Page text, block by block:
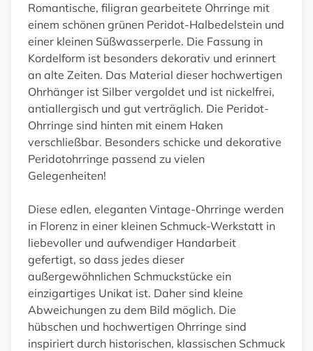
Romantische, filigran gearbeitete Ohrringe mit
einem schönen grünen Peridot-Halbedelstein und
einer kleinen Süßwasserperle. Die Fassung in
Kordelform ist besonders dekorativ und erinnert
an alte Zeiten. Das Material dieser hochwertigen
Ohrhänger ist Silber vergoldet und ist nickelfrei,
antiallergisch und gut verträglich. Die Peridot-
Ohrringe sind hinten mit einem Haken
verschließbar. Besonders schicke und dekorative
Peridotohrringe passend zu vielen
Gelegenheiten!
Diese edlen, eleganten Vintage-Ohrringe werden
in Florenz in einer kleinen Schmuck-Werkstatt in
liebevoller und aufwendiger Handarbeit
gefertigt, so dass jedes dieser
außergewöhnlichen Schmuckstücke ein
einzigartiges Unikat ist. Daher sind kleine
Abweichungen zu dem Bild möglich. Die
hübschen und hochwertigen Ohrringe sind
inspiriert durch historischen, klassischen Schmuck